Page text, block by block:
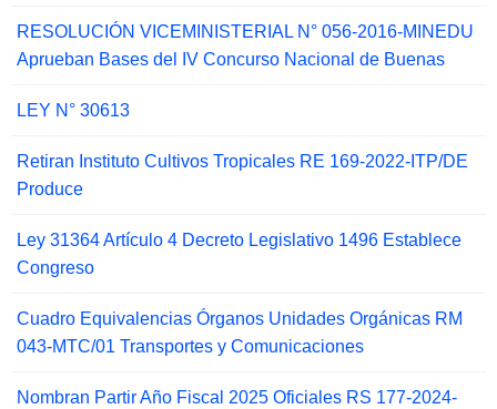
RESOLUCIÓN VICEMINISTERIAL N° 056-2016-MINEDU
Aprueban Bases del IV Concurso Nacional de Buenas
LEY N° 30613
Retiran Instituto Cultivos Tropicales RE 169-2022-ITP/DE
Produce
Ley 31364 Artículo 4 Decreto Legislativo 1496 Establece
Congreso
Cuadro Equivalencias Órganos Unidades Orgánicas RM
043-MTC/01 Transportes y Comunicaciones
Nombran Partir Año Fiscal 2025 Oficiales RS 177-2024-